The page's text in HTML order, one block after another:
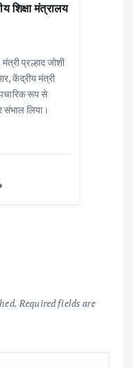
शिक्षा मंत्रालय
प्रल्हाद जोशी
केंद्रीय मंत्री
रूप से
संभाल लिया।
Required fields are